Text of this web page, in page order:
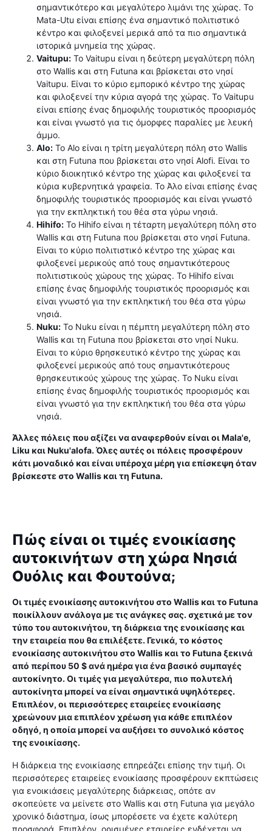
σημαντικότερο και μεγαλύτερο λιμάνι της χώρας. Το
Mata-Utu είναι επίσης ένα σημαντικό πολιτιστικό
κέντρο και φιλοξενεί μερικά από τα πιο σημαντικά
ιστορικά μνημεία της χώρας.
Vaitupu: Το Vaitupu είναι η δεύτερη μεγαλύτερη πόλη
στο Wallis και στη Futuna και βρίσκεται στο νησί
Vaitupu. Είναι το κύριο εμπορικό κέντρο της χώρας
και φιλοξενεί την κύρια αγορά της χώρας. Το Vaitupu
είναι επίσης ένας δημοφιλής τουριστικός προορισμός
και είναι γνωστό για τις όμορφες παραλίες με λευκή
άμμο.
Alo: Το Alo είναι η τρίτη μεγαλύτερη πόλη στο Wallis
και στη Futuna που βρίσκεται στο νησί Alofi. Είναι το
κύριο διοικητικό κέντρο της χώρας και φιλοξενεί τα
κύρια κυβερνητικά γραφεία. Το Άλο είναι επίσης ένας
δημοφιλής τουριστικός προορισμός και είναι γνωστό
για την εκπληκτική του θέα στα γύρω νησιά.
Hihifo: Το Hihifo είναι η τέταρτη μεγαλύτερη πόλη στο
Wallis και στη Futuna που βρίσκεται στο νησί Futuna.
Είναι το κύριο πολιτιστικό κέντρο της χώρας και
φιλοξενεί μερικούς από τους σημαντικότερους
πολιτιστικούς χώρους της χώρας. Το Hihifo είναι
επίσης ένας δημοφιλής τουριστικός προορισμός και
είναι γνωστό για την εκπληκτική του θέα στα γύρω
νησιά.
Nuku: Το Nuku είναι η πέμπτη μεγαλύτερη πόλη στο
Wallis και τη Futuna που βρίσκεται στο νησί Nuku.
Είναι το κύριο θρησκευτικό κέντρο της χώρας και
φιλοξενεί μερικούς από τους σημαντικότερους
θρησκευτικούς χώρους της χώρας. Το Nuku είναι
επίσης ένας δημοφιλής τουριστικός προορισμός και
είναι γνωστό για την εκπληκτική του θέα στα γύρω
νησιά.
Άλλες πόλεις που αξίζει να αναφερθούν είναι οι Mala'e,
Liku και Nuku'alofa. Όλες αυτές οι πόλεις προσφέρουν
κάτι μοναδικό και είναι υπέροχα μέρη για επίσκεψη όταν
βρίσκεστε στο Wallis και τη Futuna.
Πώς είναι οι τιμές ενοικίασης
αυτοκινήτων στη χώρα Νησιά
Ουόλις και Φουτούνα;
Οι τιμές ενοικίασης αυτοκινήτου στο Wallis και το Futuna
ποικίλλουν ανάλογα με τις ανάγκες σας. σχετικά με τον
τύπο του αυτοκινήτου, τη διάρκεια της ενοικίασης και
την εταιρεία που θα επιλέξετε. Γενικά, το κόστος
ενοικίασης αυτοκινήτου στο Wallis και το Futuna ξεκινά
από περίπου 50 $ ανά ημέρα για ένα βασικό συμπαγές
αυτοκίνητο. Οι τιμές για μεγαλύτερα, πιο πολυτελή
αυτοκίνητα μπορεί να είναι σημαντικά υψηλότερες.
Επιπλέον, οι περισσότερες εταιρείες ενοικίασης
χρεώνουν μια επιπλέον χρέωση για κάθε επιπλέον
οδηγό, η οποία μπορεί να αυξήσει το συνολικό κόστος
της ενοικίασης.
Η διάρκεια της ενοικίασης επηρεάζει επίσης την τιμή. Οι
περισσότερες εταιρείες ενοικίασης προσφέρουν εκπτώσεις
για ενοικιάσεις μεγαλύτερης διάρκειας, οπότε αν
σκοπεύετε να μείνετε στο Wallis και στη Futuna για μεγάλο
χρονικό διάστημα, ίσως μπορέσετε να έχετε καλύτερη
προσφορά. Επιπλέον, ορισμένες εταιρείες ενδέχεται να